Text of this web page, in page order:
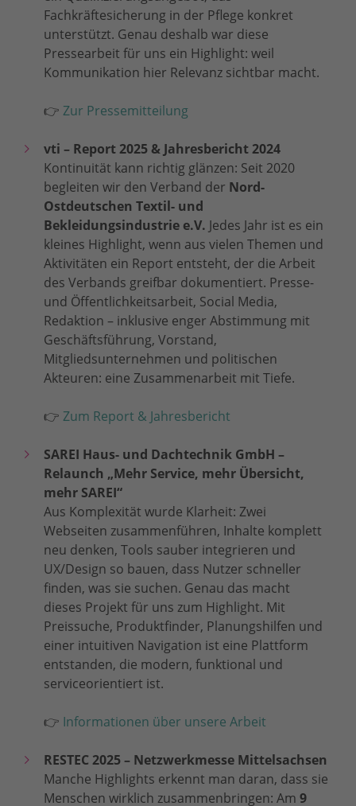
Fachkräftesicherung in der Pflege konkret
unterstützt. Genau deshalb war diese
Pressearbeit für uns ein Highlight: weil
Kommunikation hier Relevanz sichtbar macht.
👉Zur Pressemitteilung
vti – Report 2025 & Jahresbericht 2024
Kontinuität kann richtig glänzen: Seit 2020
begleiten wir den Verband der Nord-
Ostdeutschen Textil- und
Bekleidungsindustrie e.V. Jedes Jahr ist es ein
kleines Highlight, wenn aus vielen Themen und
Aktivitäten ein Report entsteht, der die Arbeit
des Verbands greifbar dokumentiert. Presse-
und Öffentlichkeitsarbeit, Social Media,
Redaktion – inklusive enger Abstimmung mit
Geschäftsführung, Vorstand,
Mitgliedsunternehmen und politischen
Akteuren: eine Zusammenarbeit mit Tiefe.
👉Zum Report & Jahresbericht
SAREI Haus- und Dachtechnik GmbH –
Relaunch „Mehr Service, mehr Übersicht,
mehr SAREI“
Aus Komplexität wurde Klarheit: Zwei
Webseiten zusammenführen, Inhalte komplett
neu denken, Tools sauber integrieren und
UX/Design so bauen, dass Nutzer schneller
finden, was sie suchen. Genau das macht
dieses Projekt für uns zum Highlight. Mit
Preissuche, Produktfinder, Planungshilfen und
einer intuitiven Navigation ist eine Plattform
entstanden, die modern, funktional und
serviceorientiert ist.
👉 Informationen über unsere Arbeit
RESTEC 2025 – Netzwerkmesse Mittelsachsen
Manche Highlights erkennt man daran, dass sie
Menschen wirklich zusammenbringen: Am 9